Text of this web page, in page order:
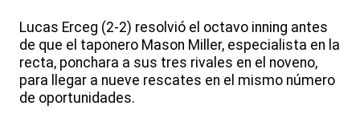
Lucas Erceg (2-2) resolvió el octavo inning antes
de que el taponero Mason Miller, especialista en la
recta, ponchara a sus tres rivales en el noveno,
para llegar a nueve rescates en el mismo número
de oportunidades.